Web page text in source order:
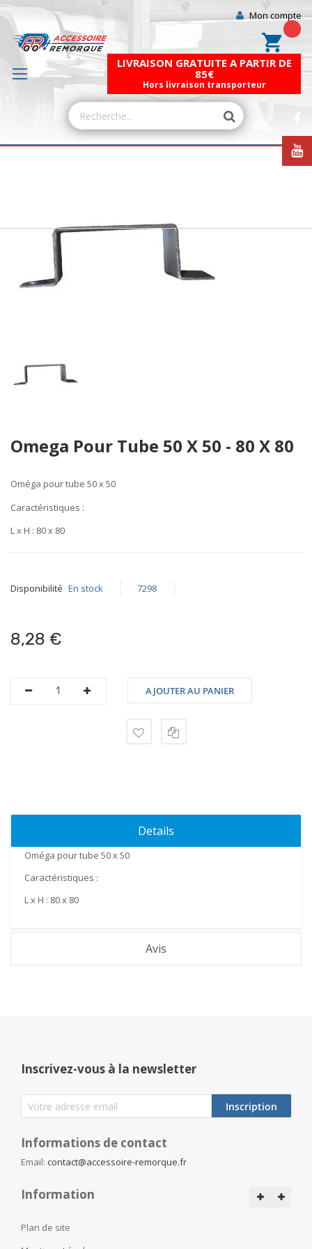
Mon compte
Mon
LIVRAISON GRATUITE A PARTIR DE
85€
Hors livraison transporteur
the
to
of
the
gallery
Omega Pour Tube 50 X 50 - 80 X 80
Oméga pour tube 50 x 50
Caractéristiques :
L x H : 80 x 80
Disponibilité En stock 7298
8,28 €
AJOUTER AU PANIER
Details
Oméga pour tube 50 x 50
Caractéristiques :
L x H : 80 x 80
Avis
Inscrivez-vous à la newsletter
Inscription
Informations de contact
Email: contact@accessoire-remorque.fr
Information
Plan de site